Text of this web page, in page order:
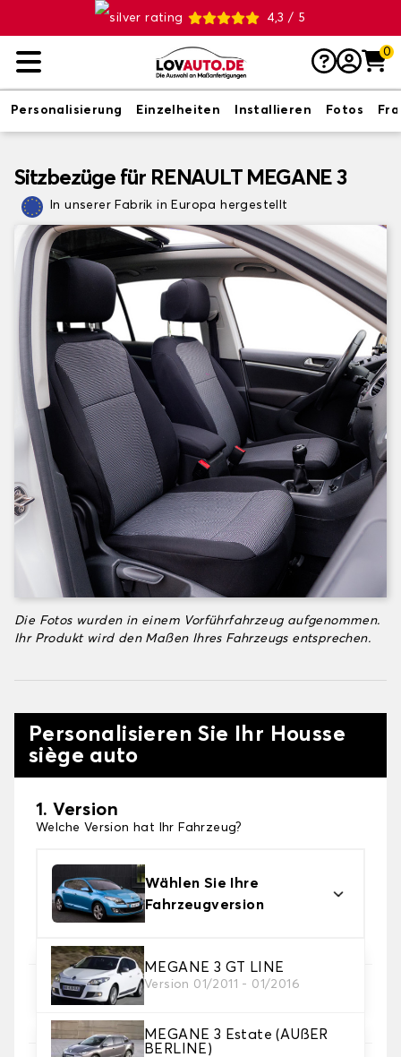
4,3 / 5
0
Personalisierung Einzelheiten Installieren Fotos
Sitzbezüge für RENAULT MEGANE 3
In unserer Fabrik in Europa hergestellt
Die Fotos wurden in einem Vorführfahrzeug aufgenommen.
Ihr Produkt wird den Maßen Ihres Fahrzeugs entsprechen.
Personalisieren Sie Ihr Housse
siège auto
1. Version
Welche Version hat Ihr Fahrzeug?
Wählen Sie Ihre
Fahrzeugversion
MEGANE 3 GT LINE
Version 01/2011 - 01/2016
MEGANE 3 Estate (AUßER
BERLINE)
2. Satz von Bezügen